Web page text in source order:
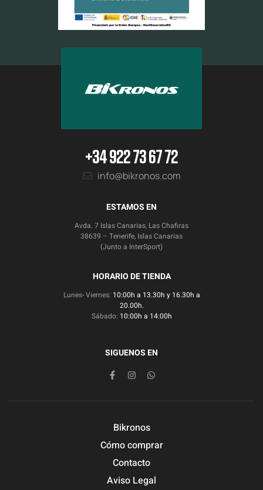
+34 922 73 67 72
info@bikronos.com
ESTAMOS EN
Avda. 7 Islas Canarias, Las Chafiras
38639 – Tenerife, Islas Canarias
(Junto a InterSport)
HORARIO DE TIENDA
Lunes- Viernes: 10:00h a 13.30h y 16.30h a
20.00h.
Sábado: 10:00h a 14:00h
SIGUENOS EN
Bikronos
Cómo comprar
Contacto
Aviso Legal